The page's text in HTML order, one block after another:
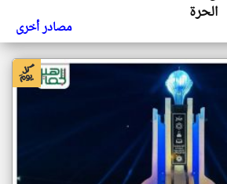
الحرة
مصادر أخرى